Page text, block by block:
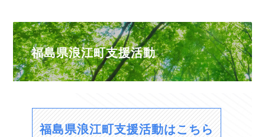
福島県浪江町支援活動
福島県浪江町支援活動はこちら